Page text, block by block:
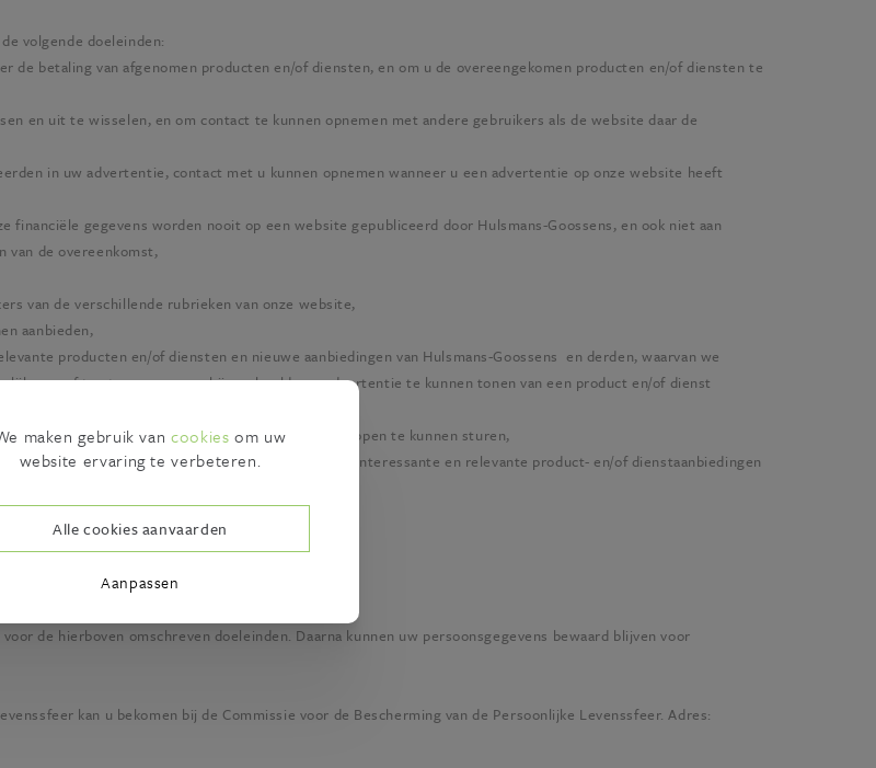
volgende doeleinden:
betaling van afgenomen producten en/of diensten, en om u de overeengekomen producten en/of diensten te
en uit te wisselen, en om contact te kunnen opnemen met andere gebruikers als de website daar de
in uw advertentie, contact met u kunnen opnemen wanneer u een advertentie op onze website heeft
gegevens worden nooit op een website gepubliceerd door Hulsmans-Goossens, en ook niet aan
van de overeenkomst,
van de verschillende rubrieken van onze website,
aanbieden,
producten en/of diensten en nieuwe aanbiedingen van Hulsmans-Goossens en derden, waarvan we
op u af te stemmen, om u bijvoorbeeld een advertentie te kunnen tonen van een product en/of dienst
door ons verwerkte persoonsgegevens
of andere elektronische boodschappen te kunnen sturen,
of derden kunnen worden doorgegeven zodat zij interessante en relevante product- en/of dienstaanbiedingen
en optimaliseren,
onderhevig aan is,
de hierboven omschreven doeleinden. Daarna kunnen uw persoonsgegevens bewaard blijven voor
kan u bekomen bij de Commissie voor de Bescherming van de Persoonlijke Levenssfeer. Adres:
maken gebruik vancookies om uw
website ervaring te verbeteren.
Alle cookies aanvaarden
Aanpassen